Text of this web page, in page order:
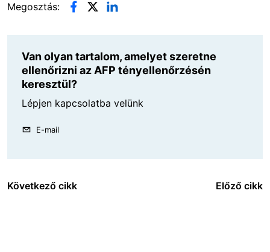
Megosztás:
Van olyan tartalom, amelyet szeretne
ellenőrizni az AFP tényellenőrzésén
keresztül?
Lépjen kapcsolatba velünk
E-mail
Következő cikk Előző cikk